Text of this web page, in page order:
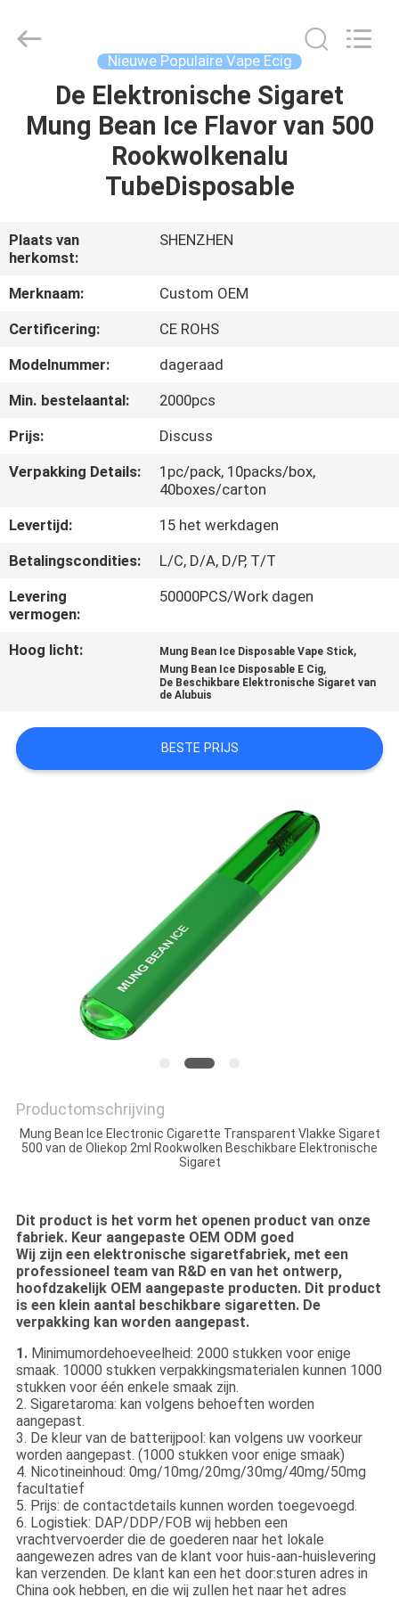
PRODUCTEN
ONGEVEER
ONS
FABRIEKSREIS
KWALITEITSCONTROLE
VERZOEK
EEN
CITAAT
SITEMAP
Nieuwe Populaire Vape Ecig
De Elektronische Sigaret
Mung Bean Ice Flavor van 500
Rookwolkenalu
TubeDisposable
Plaats van
herkomst:
SHENZHEN
Merknaam:
Custom OEM
Certificering:
CE ROHS
Modelnummer:
dageraad
Min. bestelaantal:
2000pcs
Prijs:
Discuss
Verpakking Details:
1pc/pack, 10packs/box,
40boxes/carton
Levertijd:
15 het werkdagen
Betalingscondities:
L/C, D/A, D/P, T/T
Levering
vermogen:
50000PCS/Work dagen
Hoog licht: Mung Bean Ice Disposable Vape Stick,
Mung Bean Ice Disposable E Cig,
De Beschikbare Elektronische Sigaret van
de Alubuis
BESTE PRIJS
Productomschrijving
Mung Bean Ice Electronic Cigarette Transparent Vlakke Sigaret
500 van de Oliekop 2ml Rookwolken Beschikbare Elektronische
Sigaret
Dit product is het vorm het openen product van onze
fabriek. Keur aangepaste OEM ODM goed
Wij zijn een elektronische sigaretfabriek, met een
professioneel team van R&D en van het ontwerp,
hoofdzakelijk OEM aangepaste producten. Dit product
is een klein aantal beschikbare sigaretten. De
verpakking kan worden aangepast.
1. Minimumordehoeveelheid: 2000 stukken voor enige
smaak. 10000 stukken verpakkingsmaterialen kunnen 1000
stukken voor één enkele smaak zijn.
2. Sigaretaroma: kan volgens behoeften worden
aangepast.
3. De kleur van de batterijpool: kan volgens uw voorkeur
worden aangepast. (1000 stukken voor enige smaak)
4. Nicotineinhoud: 0mg/10mg/20mg/30mg/40mg/50mg
facultatief
5. Prijs: de contactdetails kunnen worden toegevoegd.
6. Logistiek: DAP/DDP/FOB wij hebben een
vrachtvervoerder die de goederen naar het lokale
aangewezen adres van de klant voor huis-aan-huislevering
kan verzenden. De klant kan een het door:sturen adres in
China ook hebben, en die wij zullen het naar het adres